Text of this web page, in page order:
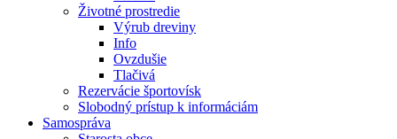
Životné prostredie
Výrub dreviny
Info
Ovzdušie
Tlačivá
Rezervácie športovísk
Slobodný prístup k informáciám
Samospráva